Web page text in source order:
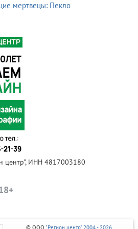
мертвецы: Пекло
центр", ИНН 4817003180
© ООО "Регион центр" 2004 - 2026